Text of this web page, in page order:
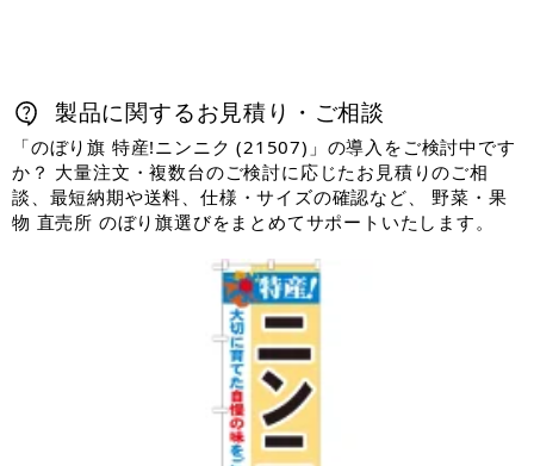
製品に関するお見積り・ご相談
「のぼり旗 特産!ニンニク (21507)」の導入をご検討中です
か？ 大量注文・複数台のご検討に応じたお見積りのご相
談、最短納期や送料、仕様・サイズの確認など、 野菜・果
物 直売所 のぼり旗選びをまとめてサポートいたします。